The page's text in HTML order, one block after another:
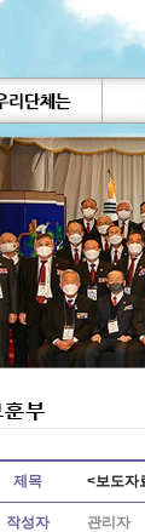
제목 <보도자
작성자 관리자